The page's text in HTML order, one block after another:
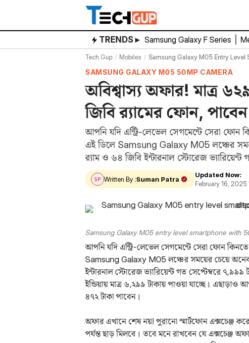
content
TRENDS ▸ Samsung Galaxy F Series
Tech Gup Mobiles Samsung Galaxy M05 Entry Level
SAMSUNG GALAXY M05 50MP CAMERA
অবিশ্বাস্য অফার! মাত্র
জিবি র‌্যামের ফোন,
আপনি যদি এন্ট্রি-লেভেল সেগমেন্টে সেরা ফোন
এই ডিলে Samsung Galaxy M05 লঞ্চের
র‌্যাম ও ৬৪ জিবি ইন্টারনাল স্টোরেজ
Written By :Suman Patra
Updated Now:
February 16, 2025
Samsung Galaxy M05 entry level smartphone with
আপনি যদি এন্ট্রি-লেভেল সেগমেন্টে সেরা ফোন কিনতে
Samsung Galaxy M05 লঞ্চের সময়ের চেয়ে
ইন্টারনাল স্টোরেজ ভ্যারিয়েন্ট গত সেপ্টেম্বরে
ইন্ডিয়ায় মাত্র ৬,২৯৯ টাকায় পাওয়া যাচ্ছে। এছাড়াও
৪৭২ টাকা পাবেন।
অফার এখানে শেষ নয়! পুরানো স্মার্টফোন এক্সচেঞ্জ
পর্যন্ত ছাড় মিলবে। তবে মনে রাখবেন যে এক্সচেঞ্জ